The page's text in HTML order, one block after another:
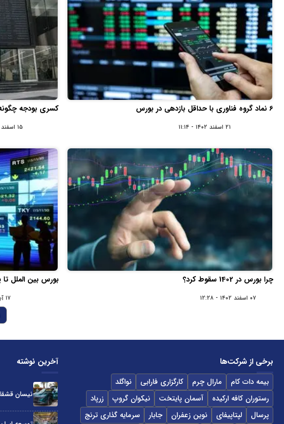
6 نماد گروه فناوری با حداقل بازدهی در بورس
۲۱ اسفند ۱۴۰۲ - ۱۱:۱۴
کسری بودجه
۱۵ اسفند ۱۴۰۲ - ۱۵:۳۴
چرا بورس در 1402 سقوط کرد؟
۰۷ اسفند ۱۴۰۲ - ۱۲:۲۸
بورس بین الملل
۱۷ آبان ۱۴۰۲ - ۱۲:۴۰
برخی از شرکت‌ها
بیمه دات کام مارال چرم کارگزاری فارابی
نواگلد
رستوران کافه ارکیده
آسمان پایتخت نیکوان گروپ
زرپاد
پرسال
لپتاپیفای نوین زعفران جابار سرمایه گذاری ترنج
آخرین نوشته
نیسان